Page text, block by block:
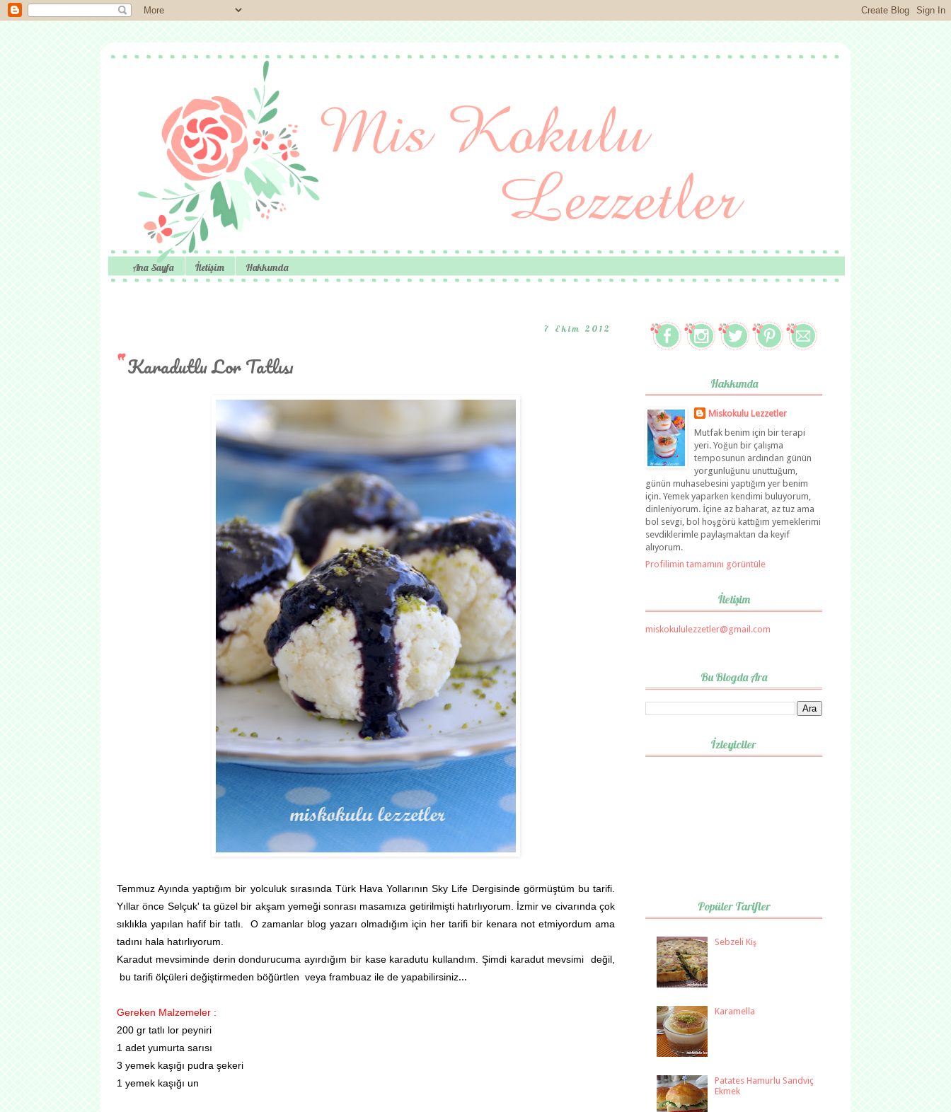
Ana Sayfa İletişim Hakkımda
7 Ekim 2012
Karadutlu Lor Tatlısı
Temmuz Ayında yaptığım bir yolculuk sırasında Türk Hava Yollarının Sky Life Dergisinde görmüştüm bu tarifi.
Yıllar önce Selçuk' ta güzel bir akşam yemeği sonrası masamıza getirilmişti hatırlıyorum. İzmir ve civarında çok
sıklıkla yapılan hafif bir tatlı. O zamanlar blog yazarı olmadığım için her tarifi bir kenara not etmiyordum ama
tadını hala hatırlıyorum.
Karadut mevsiminde derin dondurucuma ayırdığım bir kase karadutu kullandım. Şimdi karadut mevsimi değil,
bu tarifi ölçüleri değiştirmeden böğürtlen veya frambuaz ile de yapabilirsiniz...
Gereken Malzemeler :
200 gr tatlı lor peyniri
1 adet yumurta sarısı
3 yemek kaşığı pudra şekeri
1 yemek kaşığı un
Hakkımda
Miskokulu Lezzetler
Mutfak benim için bir terapi
yeri. Yoğun bir çalışma
temposunun ardından günün
yorgunluğunu unuttuğum,
günün muhasebesini yaptığım yer benim
için. Yemek yaparken kendimi buluyorum,
dinleniyorum. İçine az baharat, az tuz ama
bol sevgi, bol hoşgörü kattığım yemeklerimi
sevdiklerimle paylaşmaktan da keyif
alıyorum.
Profilimin tamamını görüntüle
İletişim
miskokululezzetler@gmail.com
Bu Blogda Ara
İzleyiciler
Popüler Tarifler
Sebzeli Kiş
Karamella
Patates Hamurlu Sandviç
Ekmek